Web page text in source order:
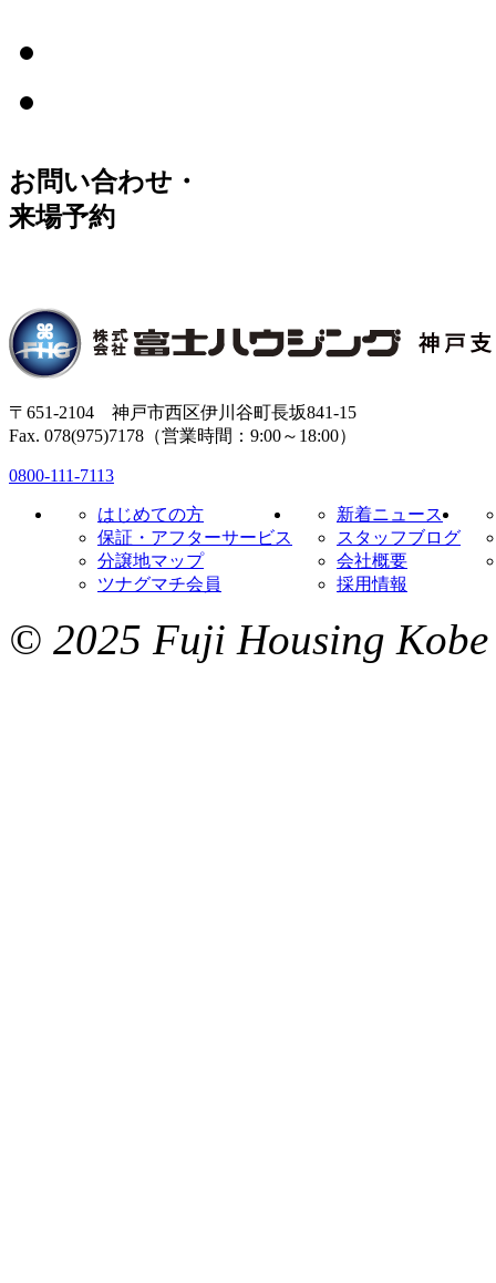
お問い合わせ・
来場予約
〒651-2104 神戸市西区伊川谷町長坂841-15
Fax. 078(975)7178（営業時間：9:00～18:00）
0800-111-7113
はじめての方
保証・アフターサービス
分譲地マップ
ツナグマチ会員
新着ニュース
スタッフブログ
会社概要
採用情報
© 2025 Fuji Housing Kobe